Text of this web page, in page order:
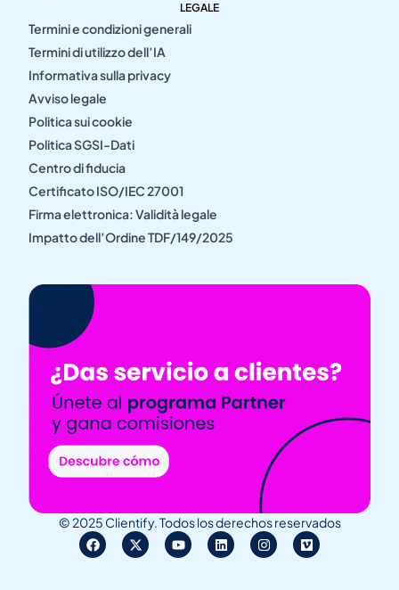
LEGALE
Termini e condizioni generali
Termini di utilizzo dell’IA
Informativa sulla privacy
Avviso legale
Politica sui cookie
Politica SGSI-Dati
Centro di fiducia
Certificato ISO/IEC 27001
Firma elettronica: Validità legale
Impatto dell’Ordine TDF/149/2025
© 2025 Clientify. Todos los derechos reservados